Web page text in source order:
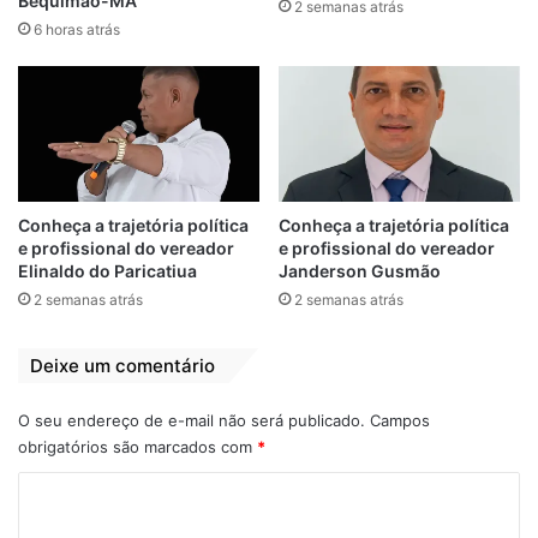
A execução do projeto está prevista para
ser iniciada já no mês de março, uma
reunião de apresentação para os mais de
200 beneficiários acontecerá no próximo
dia 22 de fevereiro no povoado Centrinho
de Santana.
O valor de R$ 5.000 ou R$ 6.400 será
diretamente a cada família por meio do
cartão do Programa Bolsa Família ou do
6 horas atrás
2 semanas atrás
Conheça a trajetória política
e profissional do vereador
Elinaldo do Paricatiua
2 semanas atrás
Conheça a trajetória política
e profissional do vereador
Janderson Gusmão
2 semanas atrás
Deixe um comentário
O seu endereço de e-mail não será publicado. Campos
obrigatórios são marcados com *